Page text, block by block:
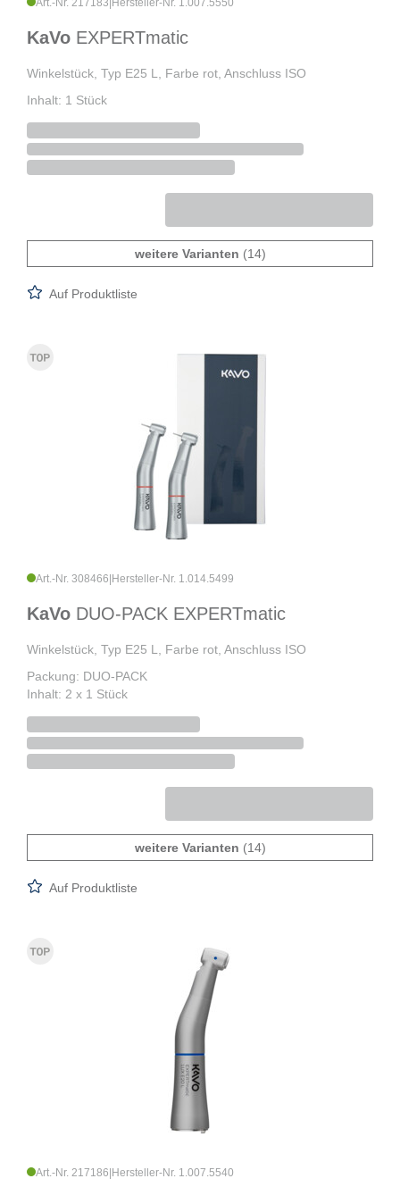
Art.-Nr. 217183 Hersteller-Nr. 1.007.5550
KaVo EXPERTmatic
Winkelstück, Typ E25 L, Farbe rot, Anschluss ISO
Inhalt: 1 Stück
weitere Varianten (14)
Auf Produktliste
Art.-Nr. 308466 Hersteller-Nr. 1.014.5499
KaVo DUO-PACK EXPERTmatic
Winkelstück, Typ E25 L, Farbe rot, Anschluss ISO
Packung: DUO-PACK
Inhalt: 2 x 1 Stück
weitere Varianten (14)
Auf Produktliste
Art.-Nr. 217186 Hersteller-Nr. 1.007.5540